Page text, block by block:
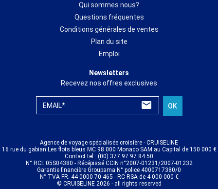
Qui sommes nous?
Questions fréquentes
Conditions générales de ventes
Plan du site
Emploi
Newsletters
Recevez nos offres exclusives
EMAIL* OK
Agence de voyage spécialisée croisière - CRUISELINE
16 rue du gabian Les flots bleus MC 98 000 Monaco SAM au Capital de 150 000 €
Contact tel : (00) 377 97 97 84 50
N° RCI: 05S04380 - Récépissé CCIN n°2007-01231/2007-01232
Garantie financière Groupama N° police 4000717380/0
N° TVA FR. 44 0000 70 465 - RC RSA de 4 000 000 €
© CRUISELINE 2026 - all rights reserved